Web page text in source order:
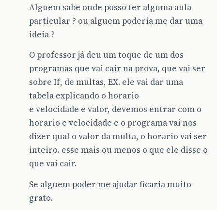
Alguem sabe onde posso ter alguma aula
particular ? ou alguem poderia me dar uma
ideia ?
O professor já deu um toque de um dos
programas que vai cair na prova, que vai ser
sobre If, de multas, EX. ele vai dar uma
tabela explicando o horario
e velocidade e valor, devemos entrar com o
horario e velocidade e o programa vai nos
dizer qual o valor da multa, o horario vai ser
inteiro. esse mais ou menos o que ele disse o
que vai cair.
Se alguem poder me ajudar ficaria muito
grato.